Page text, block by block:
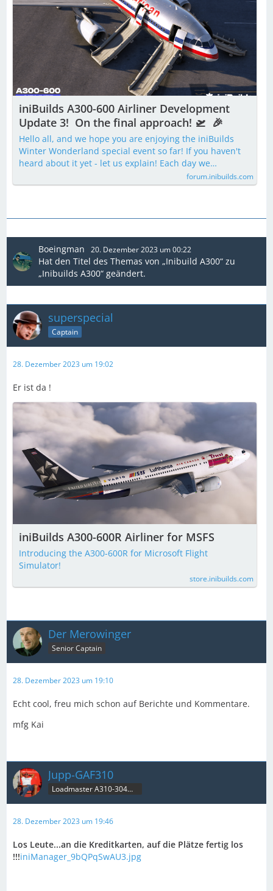
iniBuilds A300-600 Airliner Development
Update 3! ​ On the final approach! 🛫 ​​ 🎉
Hello all, and we hope you are enjoying the iniBuilds
Winter Wonderland special event so far! If you haven't
heard about it yet - let us explain! Each day we…
forum.inibuilds.com
Boeingman 20. Dezember 2023 um 00:22
Hat den Titel des Themas von „Inibuild A300“ zu
„Inibuilds A300“ geändert.
superspecial
Captain
28. Dezember 2023 um 19:02
Er ist da !
iniBuilds A300-600R Airliner for MSFS
Introducing the A300-600R for Microsoft Flight
Simulator!
store.inibuilds.com
Der Merowinger
Senior Captain
28. Dezember 2023 um 19:10
Echt cool, freu mich schon auf Berichte und Kommentare.
mfg Kai
Jupp-GAF310
Loadmaster A310-304MRT & B707C
28. Dezember 2023 um 19:46
Los Leute...an die Kreditkarten, auf die Plätze fertig los
!!!iniManager_9bQPqSwAU3.jpg